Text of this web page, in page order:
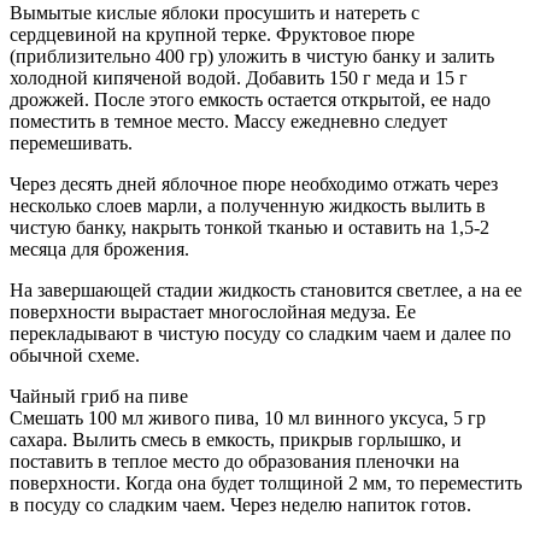
Вымытые кислые яблоки просушить и натереть с
сердцевиной на крупной терке. Фруктовое пюре
(приблизительно 400 гр) уложить в чистую банку и залить
холодной кипяченой водой. Добавить 150 г меда и 15 г
дрожжей. После этого емкость остается открытой, ее надо
поместить в темное место. Массу ежедневно следует
перемешивать.
Через десять дней яблочное пюре необходимо отжать через
несколько слоев марли, а полученную жидкость вылить в
чистую банку, накрыть тонкой тканью и оставить на 1,5-2
месяца для брожения.
На завершающей стадии жидкость становится светлее, а на ее
поверхности вырастает многослойная медуза. Ее
перекладывают в чистую посуду со сладким чаем и далее по
обычной схеме.
Чайный гриб на пиве
Смешать 100 мл живого пива, 10 мл винного уксуса, 5 гр
сахара. Вылить смесь в емкость, прикрыв горлышко, и
поставить в теплое место до образования пленочки на
поверхности. Когда она будет толщиной 2 мм, то переместить
в посуду со сладким чаем. Через неделю напиток готов.